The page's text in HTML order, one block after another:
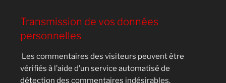
Transmission de vos données
personnelles
Les commentaires des visiteurs peuvent être
vérifiés à l’aide d’un service automatisé de
détection des commentaires indésirables.